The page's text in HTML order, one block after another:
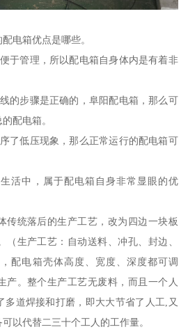
电箱优点是哪些。
于管理，所以配电箱自身体内是有着非
的步骤是正确的，阜阳配电箱，那么可
配电箱。
了低压现象，那么正常运行的配电箱可
活中，属于配电箱自身非常显眼的优
传统落后的生产工艺，改为四边一块板
（生产工艺：自动送料、冲孔、封边、
配电箱壳体高度、宽度、深度都可调
产。整个生产工艺无废料，而且一个人
多道焊接和打磨，即大大节省了人工,又
以代替二三十个工人的工作量。